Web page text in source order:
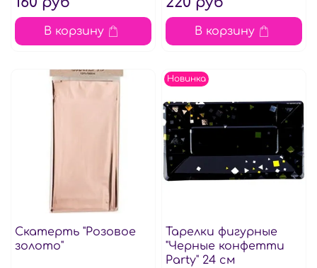
В корзину В корзину
Скатерть "Розовое
золото"
Новинка
Тарелки фигурные
"Черные конфетти
Party" 24 см